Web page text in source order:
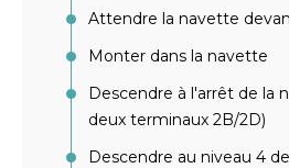
Attendre la navette
Monter dans la navette
Descendre à l'arrêt de la
deux terminaux 2B/2D)
Descendre au niveau 4